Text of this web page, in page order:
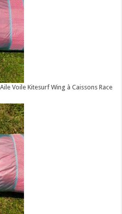
Voile Kitesurf Wing à Caissons Race